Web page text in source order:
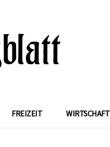
FREIZEIT WIRTSCHAFT